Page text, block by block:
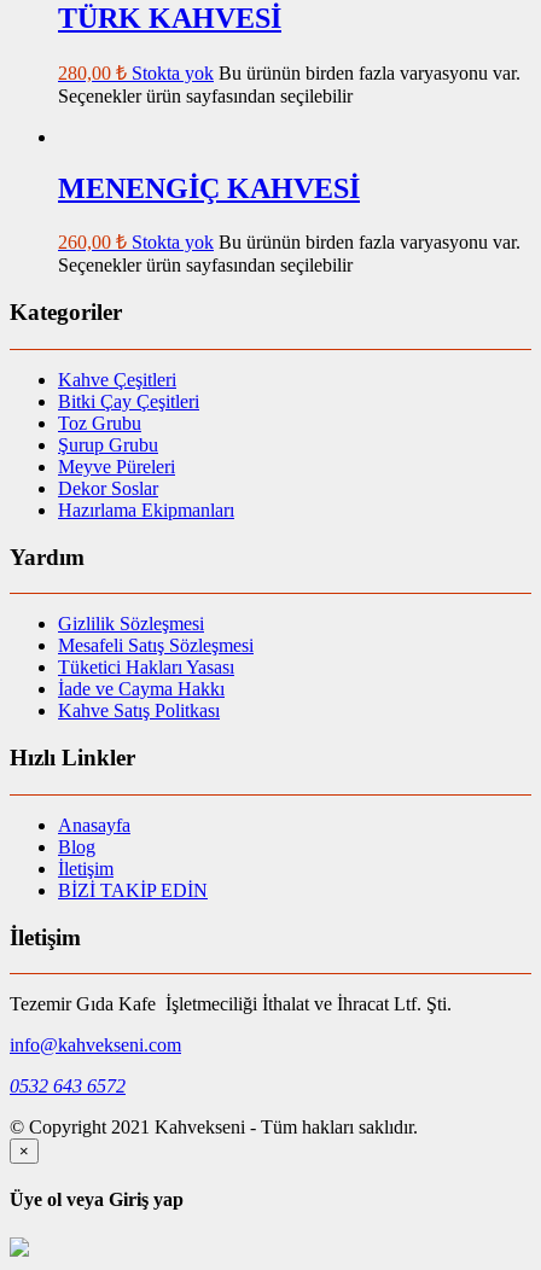
TÜRK KAHVESİ
280,00 ₺ Stokta yok Bu ürünün birden fazla varyasyonu var.
Seçenekler ürün sayfasından seçilebilir
MENENGİÇ KAHVESİ
260,00 ₺ Stokta yok Bu ürünün birden fazla varyasyonu var.
Seçenekler ürün sayfasından seçilebilir
Kategoriler
Kahve Çeşitleri
Bitki Çay Çeşitleri
Toz Grubu
Şurup Grubu
Meyve Püreleri
Dekor Soslar
Hazırlama Ekipmanları
Yardım
Gizlilik Sözleşmesi
Mesafeli Satış Sözleşmesi
Tüketici Hakları Yasası
İade ve Cayma Hakkı
Kahve Satış Politkası
Hızlı Linkler
Anasayfa
Blog
İletişim
BİZİ TAKİP EDİN
İletişim
Tezemir Gıda Kafe İşletmeciliği İthalat ve İhracat Ltf. Şti.
info@kahvekseni.com
0532 643 6572
© Copyright 2021 Kahvekseni - Tüm hakları saklıdır.
×
Üye ol veya Giriş yap